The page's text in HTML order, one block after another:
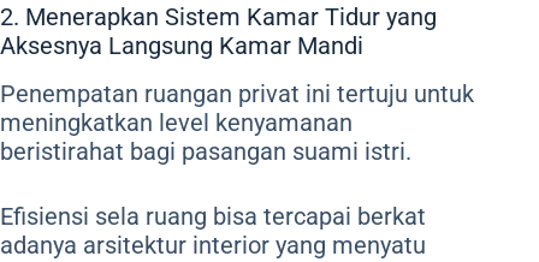
2. Menerapkan Sistem Kamar Tidur yang
Aksesnya Langsung Kamar Mandi
Penempatan ruangan privat ini tertuju untuk
meningkatkan level kenyamanan
beristirahat bagi pasangan suami istri.
Efisiensi sela ruang bisa tercapai berkat
adanya arsitektur interior yang menyatu